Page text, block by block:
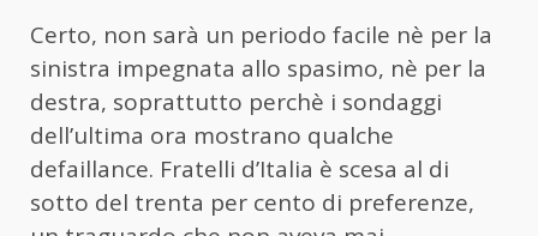
Certo, non sarà un periodo facile nè per la
sinistra impegnata allo spasimo, nè per la
destra, soprattutto perchè i sondaggi
dell’ultima ora mostrano qualche
defaillance. Fratelli d’Italia è scesa al di
sotto del trenta per cento di preferenze,